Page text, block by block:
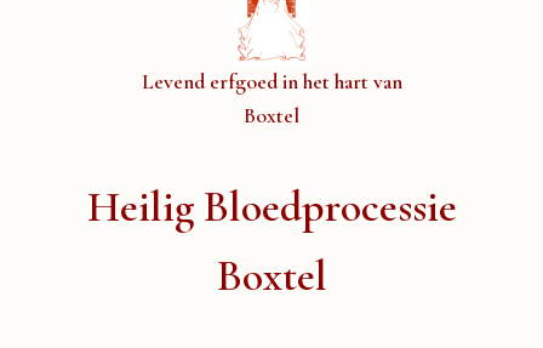
Levend erfgoed in het hart van
Boxtel
Heilig Bloedprocessie
Boxtel